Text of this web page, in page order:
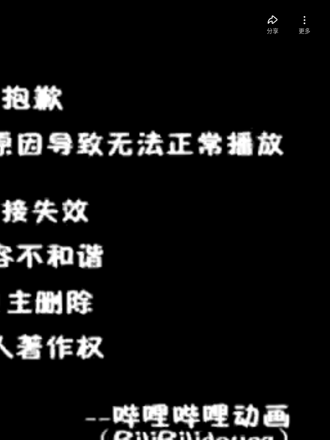
分享 更多